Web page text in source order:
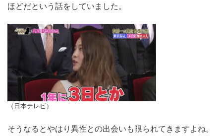
ほどだという話をしていました。
（日本テレビ）
そうなるとやはり異性との出会いも限られてきますよね。